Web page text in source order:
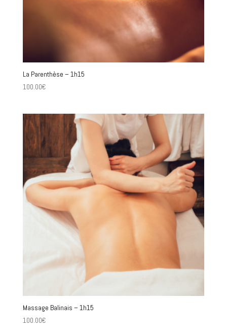
La Parenthèse – 1h15
100.00€
Massage Balinais – 1h15
100.00€